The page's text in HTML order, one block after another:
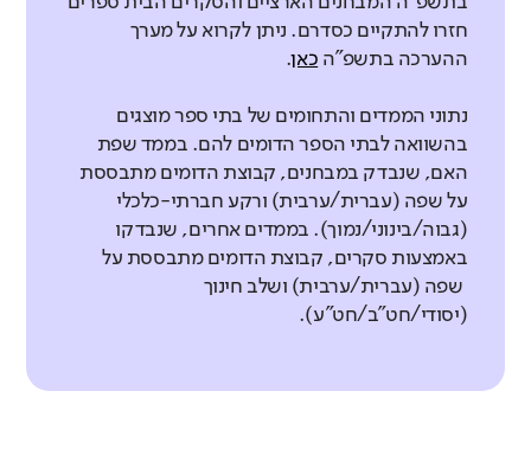
חזרו להתקיים כסדרם. ניתן לקרוא על מערך
ההערכה בתשפ"ה כאן.
נתוני הממדים והתחומים של בתי ספר מוצגים
בהשוואה לבתי הספר הדומים להם. בממד שפת
האם, שנבדק במבחנים, קבוצת הדומים מתבססת
על שפה (עברית/ערבית) ורקע חברתי-כלכלי
(גבוה/בינוני/נמוך). בממדים אחרים, שנבדקו
באמצעות סקרים, קבוצת הדומים מתבססת על
שפה (עברית/ערבית) ושלב חינוך
(יסודי/חט"ב/חט"ע).